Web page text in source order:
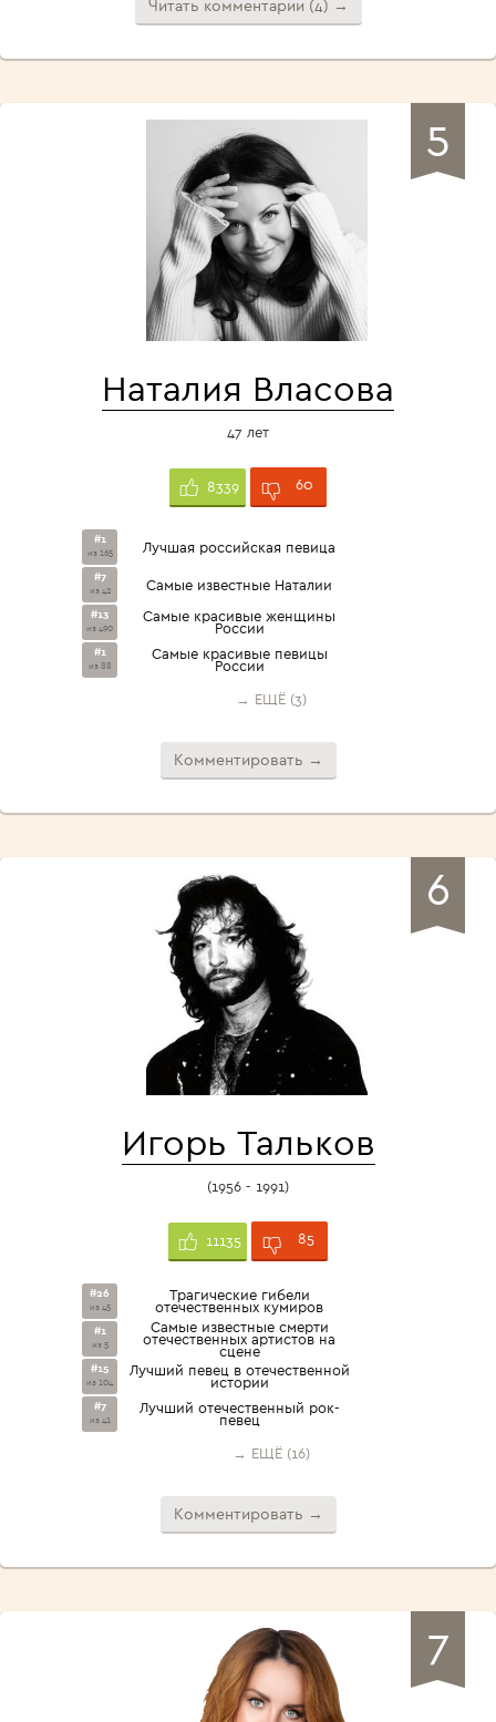
Читать комментарии (4) →
5
Наталия Власова
47 лет
8339 60
#1
из 165 Лучшая российская певица
#7
из 42 Самые известные Наталии
#13
из 490
Самые красивые женщины
России
#1
из 88
Самые красивые певицы
России
→ ЕЩЁ (3)
Комментировать →
6
Игорь Тальков
(1956 - 1991)
11135 85
#26
из 45
Трагические гибели
отечественных кумиров
#1
из 5
Самые известные смерти
отечественных артистов на
сцене
#15
из 104
Лучший певец в отечественной
истории
#7
из 41
Лучший отечественный рок-
певец
→ ЕЩЁ (16)
Комментировать →
7